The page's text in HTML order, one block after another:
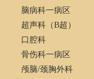
脑病科一病区
超声科（B超）
口腔科
骨伤科一病区
颅脑/颈胸外科